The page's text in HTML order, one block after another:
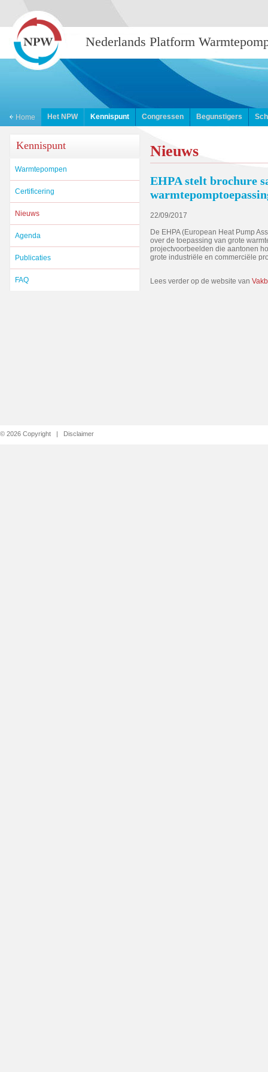
Nederlands Platform
Home Het NPW Kennispunt Congressen Begunstigers
Kennispunt
Warmtepompen
Certificering
Nieuws
Agenda
Publicaties
FAQ
Nieuws
EHPA stelt brochure
22/09/2017
De EHPA (European Heat Pump
over de toepassing van grote
projectvoorbeelden die aantonen
grote industriële en commerciële
Lees verder op de website van
© 2026 Copyright | Disclaimer